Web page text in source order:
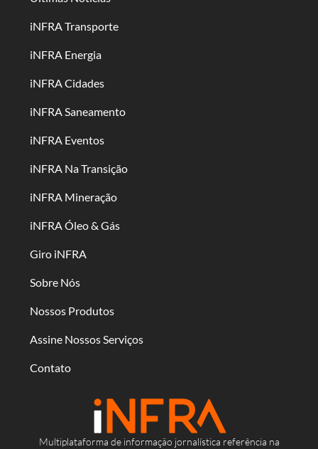
Multiplataforma de informação jornalística referência na
iNFRA Transporte
iNFRA Energia
iNFRA Cidades
iNFRA Saneamento
iNFRA Eventos
iNFRA Na Transição
iNFRA Mineração
iNFRA Óleo & Gás
Giro iNFRA
Sobre Nós
Nossos Produtos
Assine Nossos Serviços
Contato